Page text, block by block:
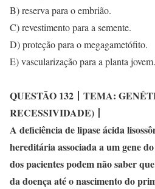
B) reserva para o embrião.
C) revestimento para a semente.
D) proteção para o megagametófito.
E) vascularização para a planta jovem.
QUESTÃO 132 丨 TEMA:
RECESSIVIDADE) 丨
A deficiência de lipase ácida
hereditária associada a um gene
dos pacientes podem não saber
da doença até o nascimento do